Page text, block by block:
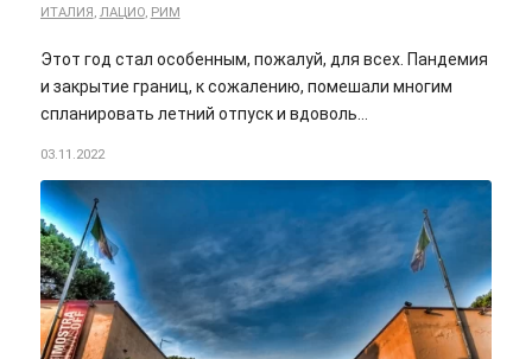
ИТАЛИЯ, ЛАЦИО, РИМ
Этот год стал особенным, пожалуй, для всех. Пандемия
и закрытие границ, к сожалению, помешали многим
спланировать летний отпуск и вдоволь…
03.11.2022